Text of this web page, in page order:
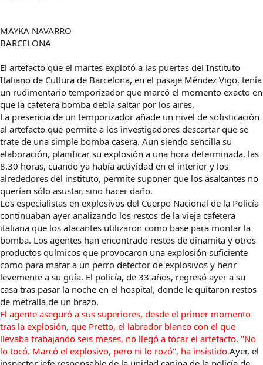
MAYKA NAVARRO
BARCELONA
El artefacto que el martes explotó a las puertas del Instituto
Italiano de Cultura de Barcelona, en el pasaje Méndez Vigo, tenía
un rudimentario temporizador que marcó el momento exacto en
que la cafetera bomba debía saltar por los aires.
La presencia de un temporizador añade un nivel de sofisticación
al artefacto que permite a los investigadores descartar que se
trate de una simple bomba casera. Aun siendo sencilla su
elaboración, planificar su explosión a una hora determinada, las
8.30 horas, cuando ya había actividad en el interior y los
alrededores del instituto, permite suponer que los asaltantes no
querían sólo asustar, sino hacer daño.
Los especialistas en explosivos del Cuerpo Nacional de la Policía
continuaban ayer analizando los restos de la vieja cafetera
italiana que los atacantes utilizaron como base para montar la
bomba. Los agentes han encontrado restos de dinamita y otros
productos químicos que provocaron una explosión suficiente
como para matar a un perro detector de explosivos y herir
levemente a su guía. El policía, de 33 años, regresó ayer a su
casa tras pasar la noche en el hospital, donde le quitaron restos
de metralla de un brazo.
El agente aseguró a sus superiores, desde el primer momento
tras la explosión, que Pretto, el labrador blanco con el que
llevaba trabajando seis meses, no llegó a tocar el artefacto. "No
lo tocó. Marcó el explosivo, pero ni lo rozó", ha insistido.Ayer, el